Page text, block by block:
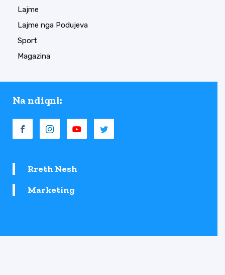
Lajme
Lajme nga Podujeva
Sport
Magazina
Na ndiqni:
Rreth Nesh
Marketing